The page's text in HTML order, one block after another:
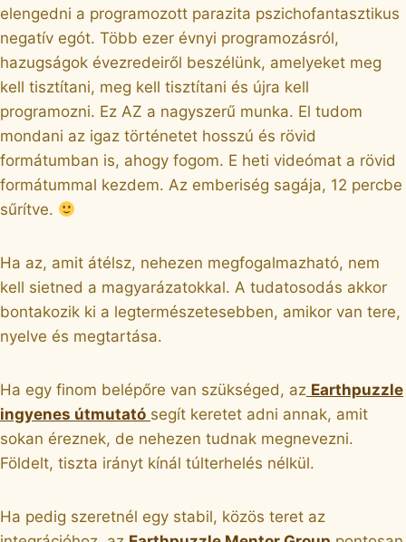
elengedni a programozott parazita pszichofantasztikus
negatív egót. Több ezer évnyi programozásról,
hazugságok évezredeiről beszélünk, amelyeket meg
kell tisztítani, meg kell tisztítani és újra kell
programozni. Ez AZ a nagyszerű munka. El tudom
mondani az igaz történetet hosszú és rövid
formátumban is, ahogy fogom. E heti videómat a rövid
formátummal kezdem. Az emberiség sagája, 12 percbe
sűrítve.
Ha az, amit átélsz, nehezen megfogalmazható, nem
kell sietned a magyarázatokkal. A tudatosodás akkor
bontakozik ki a legtermészetesebben, amikor van tere,
nyelve és megtartása.
Ha egy finom belépőre van szükséged, az Earthpuzzle
ingyenes útmutató segít keretet adni annak, amit
sokan éreznek, de nehezen tudnak megnevezni.
Földelt, tiszta irányt kínál túlterhelés nélkül.
Ha pedig szeretnél egy stabil, közös teret az